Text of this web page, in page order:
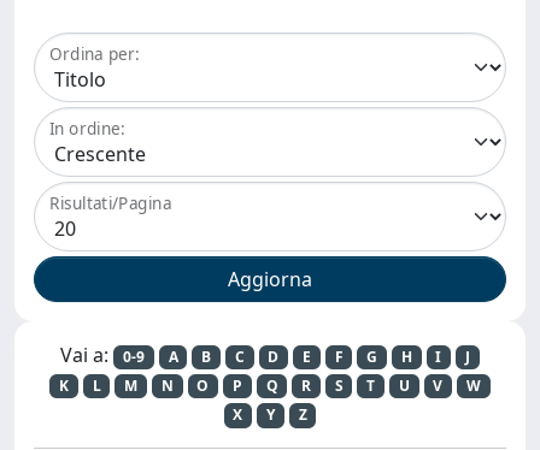
Ordina per:
In ordine:
Risultati/Pagina
Vai a: 0-9 A B C D E F G H I
J
K
L M N O P Q R S T U V
W
X
Y Z